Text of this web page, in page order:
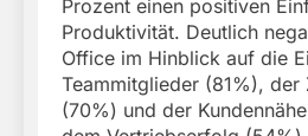
Prozent einen positiven
Produktivität. Deutlich
Office im Hinblick auf die
Teammitglieder (81%), der
(70%) und der